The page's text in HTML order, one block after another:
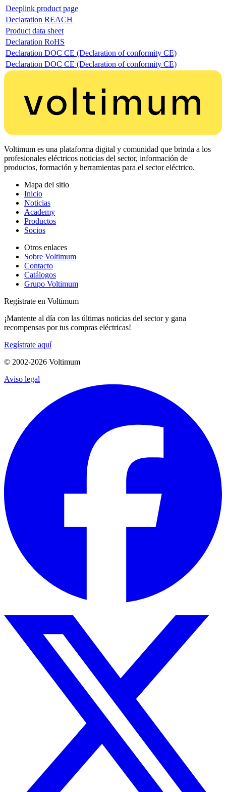
Deeplink product page
Declaration REACH
Product data sheet
Declaration RoHS
Declaration DOC CE (Declaration of conformity CE)
Declaration DOC CE (Declaration of conformity CE)
Voltimum es una plataforma digital y comunidad que brinda a los
profesionales eléctricos noticias del sector, información de
productos, formación y herramientas para el sector eléctrico.
Mapa del sitio
Inicio
Noticias
Academy
Productos
Socios
Otros enlaces
Sobre Voltimum
Contacto
Catálogos
Grupo Voltimum
Regístrate en Voltimum
¡Mantente al día con las últimas noticias del sector y gana
recompensas por tus compras eléctricas!
Regístrate aquí
© 2002-2026 Voltimum
Aviso legal